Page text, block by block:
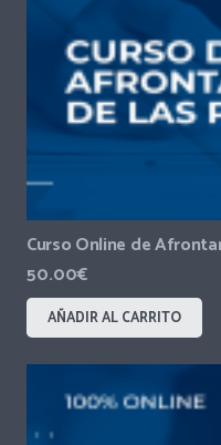
Curso Online de
50.00€
AÑADIR AL CARRITO